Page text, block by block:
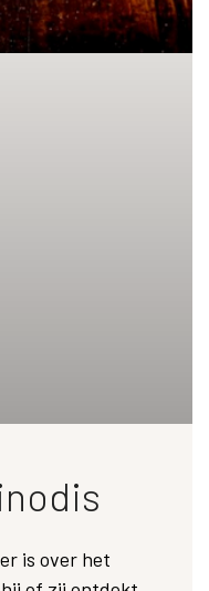
is over het